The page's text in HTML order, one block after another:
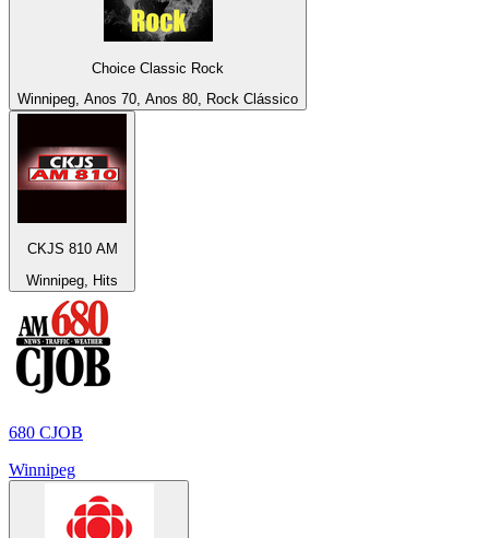
Choice Classic Rock
Winnipeg, Anos 70, Anos 80, Rock Clássico
CKJS 810 AM
Winnipeg, Hits
680 CJOB
Winnipeg